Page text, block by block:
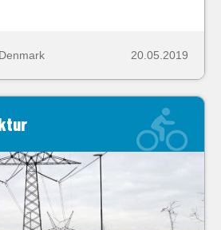
20.05.2019